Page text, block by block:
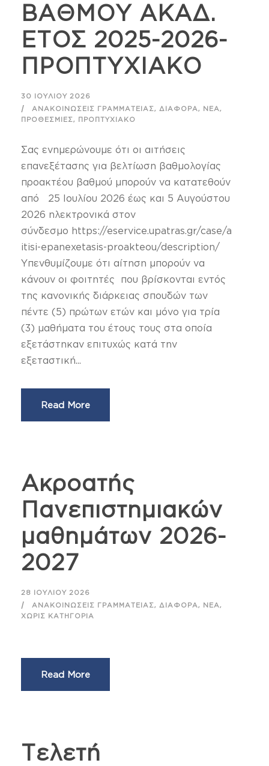
ΒΑΘΜΟΥ ΑΚΑΔ.
ΕΤΟΣ 2025-2026-
ΠΡΟΠΤΥΧΙΑΚΟ
30 ΙΟΥΛΊΟΥ 2026
ΑΝΑΚΟΙΝΏΣΕΙΣ ΓΡΑΜΜΑΤΕΊΑΣ, ΔΙΆΦΟΡΑ, ΝΈΑ,
ΠΡΟΘΕΣΜΊΕΣ, ΠΡΟΠΤΥΧΙΑΚΌ
Σας ενημερώνουμε ότι οι αιτήσεις
επανεξέτασης για βελτίωση βαθμολογίας
προακτέου βαθμού μπορούν να κατατεθούν
από 25 Ιουλίου 2026 έως και 5 Αυγούστου
2026 ηλεκτρονικά στον
σύνδεσμο https://eservice.upatras.gr/case/a
itisi-epanexetasis-proakteou/description/
Υπενθυμίζουμε ότι αίτηση μπορούν να
κάνουν οι φοιτητές που βρίσκονται εντός
της κανονικής διάρκειας σπουδών των
πέντε (5) πρώτων ετών και μόνο για τρία
(3) μαθήματα του έτους τους στα οποία
εξετάστηκαν επιτυχώς κατά την
εξεταστική...
Read More
Ακροατής
Πανεπιστημιακών
μαθημάτων 2026-
2027
28 ΙΟΥΛΊΟΥ 2026
ΑΝΑΚΟΙΝΏΣΕΙΣ ΓΡΑΜΜΑΤΕΊΑΣ, ΔΙΆΦΟΡΑ, ΝΈΑ,
ΧΩΡΊΣ ΚΑΤΗΓΟΡΊΑ
Read More
Τελετή